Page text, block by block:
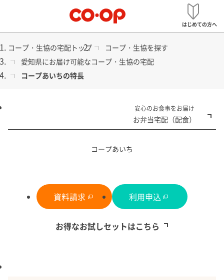
ュ
はじめての方へ
コープ・生協の宅配トップ
コープ・生協を探す
愛知県にお届け可能なコープ・生協の宅配
コープあいちの特長
安心のお食事をお届け
お弁当宅配（配食）
コープあいち
資料請求 利用申込
お得なお試しセットはこちら